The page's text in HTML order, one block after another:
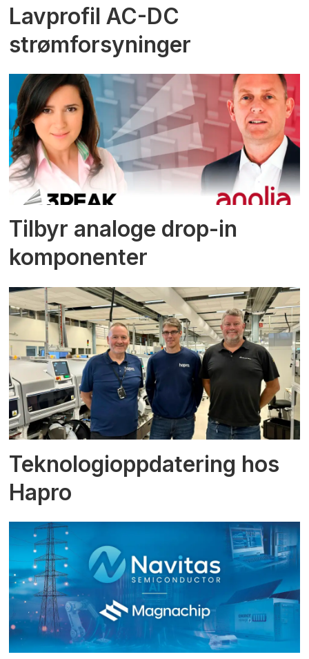
Lavprofil AC-DC
strømforsyninger
Tilbyr analoge drop-in
komponenter
Teknologioppdatering hos
Hapro